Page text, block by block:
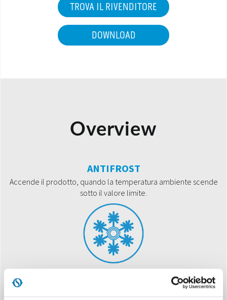
TROVA IL RIVENDITORE
DOWNLOAD
Overview
ANTIFROST
Accende il prodotto, quando la temperatura ambiente scende
sotto il valore limite.